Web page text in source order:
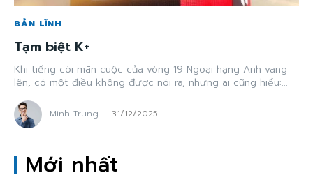
BẢN LĨNH
Tạm biệt K+
Khi tiếng còi mãn cuộc của vòng 19 Ngoại hạng Anh vang
lên, có một điều không được nói ra, nhưng ai cũng hiểu:...
Minh Trung - 31/12/2025
Mới nhất